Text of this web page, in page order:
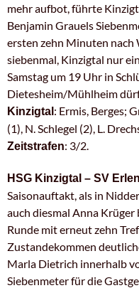
mehr aufbot, führte
Benjamin Grauels
ersten zehn Minuten
siebenmal, Kinzigtal nur
Samstag um 19 Uhr in
Dietesheim/Mühlheim
Kinzigtal : Ermis, Berges;
(1), N. Schlegel (2), L.
Zeitstrafen: 3/2.
HSG Kinzigtal – SV
Saisonauftakt, als in
auch diesmal Anna
Runde mit erneut zehn
Zustandekommen
Marla Dietrich innerhalb
Siebenmeter für die